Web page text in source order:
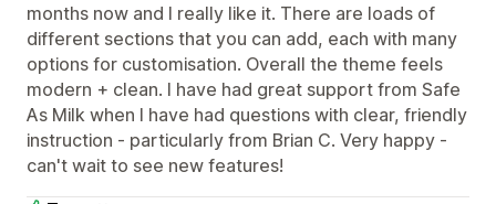
months now and I really like it. There are loads of
different sections that you can add, each with many
options for customisation. Overall the theme feels
modern + clean. I have had great support from Safe
As Milk when I have had questions with clear, friendly
instruction - particularly from Brian C. Very happy -
can't wait to see new features!